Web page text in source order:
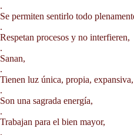
.
Se permiten sentirlo todo
.
Respetan procesos y no interfieren,
.
Sanan,
.
Tienen luz única, propia, expansiva,
.
Son una sagrada energía,
.
Trabajan para el bien mayor,
.